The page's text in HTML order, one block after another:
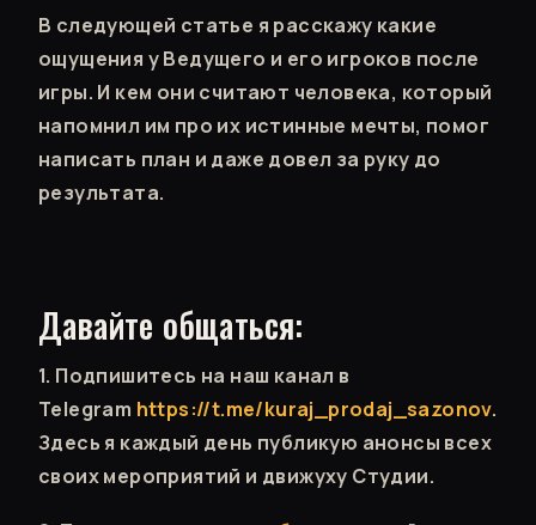
В следующей статье я расскажу какие
ощущения у Ведущего и его игроков после
игры. И кем они считают человека, который
напомнил им про их истинные мечты, помог
написать план и даже довел за руку до
результата.
Давайте общаться:
1. Подпишитесь на наш канал в
Telegram https://t.me/kuraj_prodaj_sazonov.
Здесь я каждый день публикую анонсы всех
своих мероприятий и движуху Студии.